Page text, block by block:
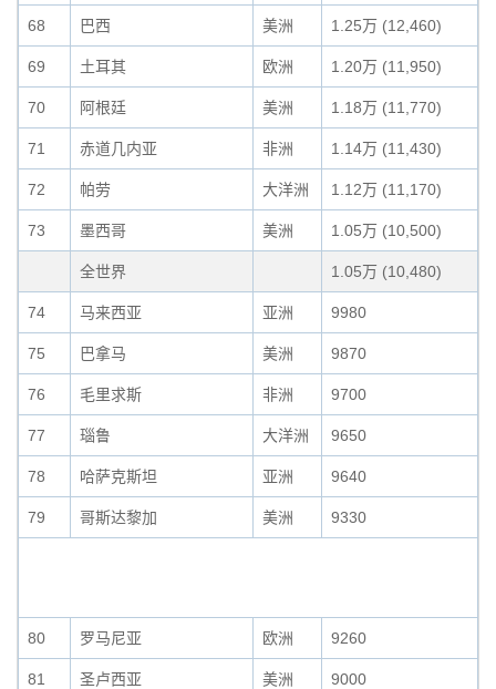
68 巴西 美洲 1.25万 (12,460)
69 土耳其 欧洲 1.20万 (11,950)
70 阿根廷 美洲 1.18万 (11,770)
71 赤道几内亚 非洲 1.14万 (11,430)
72 帕劳 大洋洲 1.12万 (11,170)
73 墨西哥 美洲 1.05万 (10,500)
全世界 1.05万 (10,480)
74 马来西亚 亚洲 9980
75 巴拿马 美洲 9870
76 毛里求斯 非洲 9700
77 瑙鲁 大洋洲 9650
78 哈萨克斯坦 亚洲 9640
79 哥斯达黎加 美洲 9330
80 罗马尼亚 欧洲 9260
81 圣卢西亚 美洲 9000